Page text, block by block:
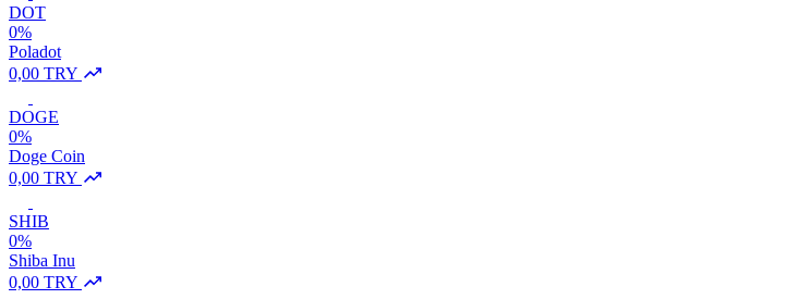
DOT
0%
Poladot
0,00 TRY
DOGE
0%
Doge Coin
0,00 TRY
SHIB
0%
Shiba Inu
0,00 TRY